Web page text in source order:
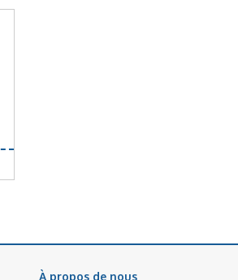
À propos de nous